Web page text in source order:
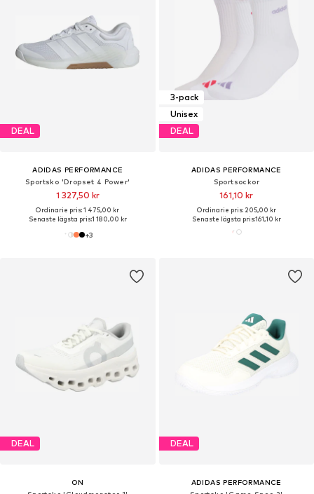
DEAL
ADIDAS PERFORMANCE
Sportsko 'Dropset 4 Power'
1 327,50 kr
Ordinarie pris: 1 475,00 kr
Senaste lägsta pris:1 180,00 kr
+3
3-pack
Unisex
DEAL
ADIDAS PERFORMANCE
Sportsockor
161,10 kr
Ordinarie pris: 205,00 kr
Senaste lägsta pris:161,10 kr
DEAL
ON
DEAL
ADIDAS PERFORMANCE